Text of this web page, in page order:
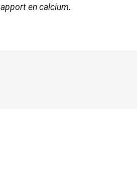
en calcium.